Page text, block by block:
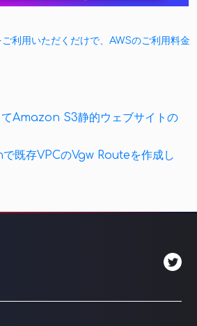
利用いただくだけで、AWSのご利用料金
Amazon S3静的ウェブサイトの
既存VPCのVgw Routeを作成し